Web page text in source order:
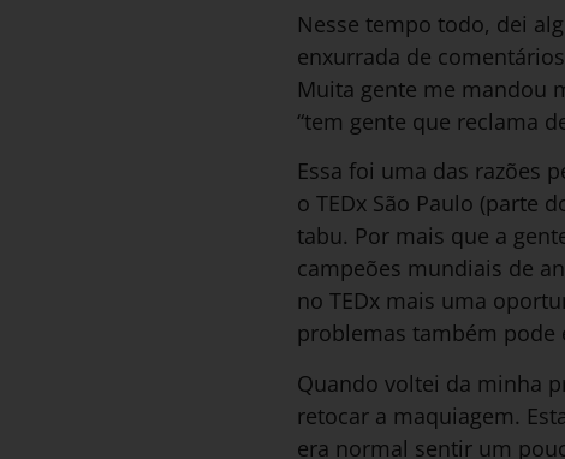
Nesse tempo todo, dei
enxurrada de
Muita gente me mandou
“tem gente que reclama
Essa foi uma das razões
o TEDx São Paulo (parte
tabu. Por mais que a
campeões mundiais de
no TEDx mais uma
problemas também pode
Quando voltei da minha
retocar a maquiagem.
era normal sentir um